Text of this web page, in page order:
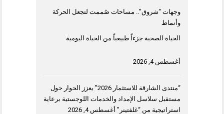
وجهات “شروق”.. مساحات صُممت لتجعل الحركة
وأنماط
الحياة الصحية جزءاً طبيعياً من الحياة اليومية
أغسطس 4, 2026
“منتدى الشارقة للاستثمار 2026” يعزز الحوار حول
مستقبل سلاسل الإمداد والخدمات اللوجستية برعاية
استراتيجية من “غلفتينر” أغسطس 4, 2026